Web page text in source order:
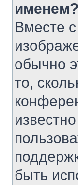
именем?
Вместе
обычно
то,
быть